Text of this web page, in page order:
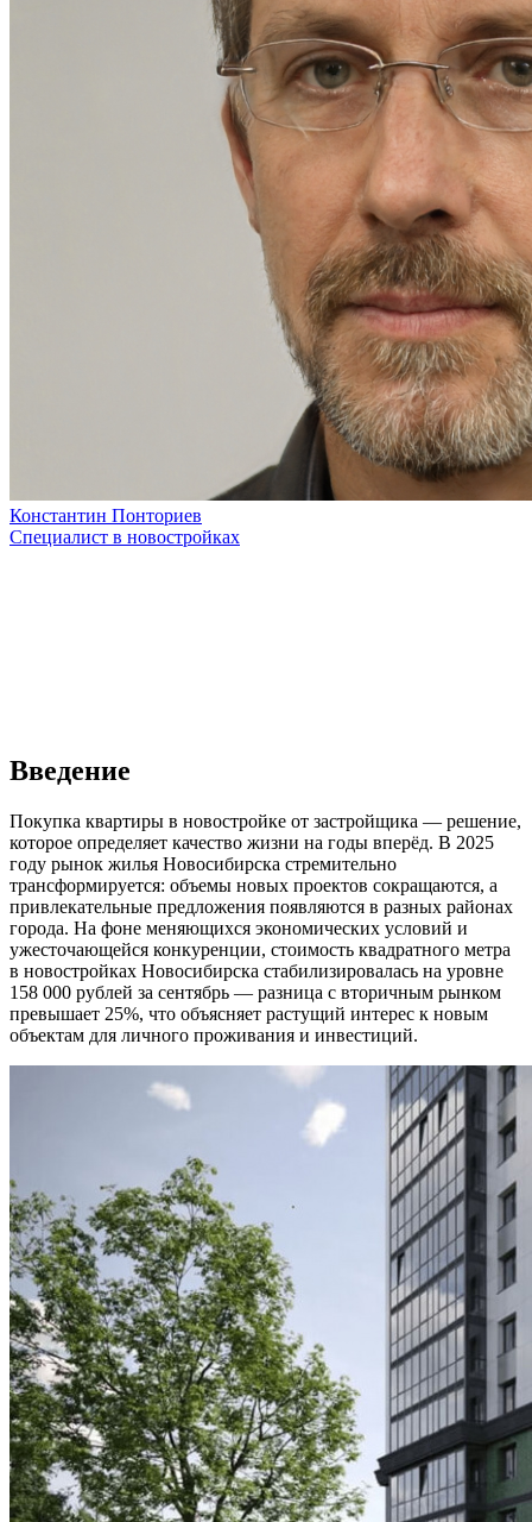
Константин Понториев
Специалист в новостройках
Введение
Покупка квартиры в новостройке от застройщика — решение,
которое определяет качество жизни на годы вперёд. В 2025
году рынок жилья Новосибирска стремительно
трансформируется: объемы новых проектов сокращаются, а
привлекательные предложения появляются в разных районах
города. На фоне меняющихся экономических условий и
ужесточающейся конкуренции, стоимость квадратного метра
в новостройках Новосибирска стабилизировалась на уровне
158 000 рублей за сентябрь — разница с вторичным рынком
превышает 25%, что объясняет растущий интерес к новым
объектам для личного проживания и инвестиций.